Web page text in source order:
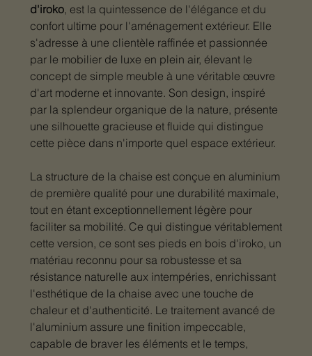
d'iroko, est la quintessence de l'élégance et du
confort ultime pour l'aménagement extérieur. Elle
s'adresse à une clientèle raffinée et passionnée
par le mobilier de luxe en plein air, élevant le
concept de simple meuble à une véritable œuvre
d'art moderne et innovante. Son design, inspiré
par la splendeur organique de la nature, présente
une silhouette gracieuse et fluide qui distingue
cette pièce dans n'importe quel espace extérieur.
La structure de la chaise est conçue en aluminium
de première qualité pour une durabilité maximale,
tout en étant exceptionnellement légère pour
faciliter sa mobilité. Ce qui distingue véritablement
cette version, ce sont ses pieds en bois d'iroko, un
matériau reconnu pour sa robustesse et sa
résistance naturelle aux intempéries, enrichissant
l'esthétique de la chaise avec une touche de
chaleur et d'authenticité. Le traitement avancé de
l'aluminium assure une finition impeccable,
capable de braver les éléments et le temps,